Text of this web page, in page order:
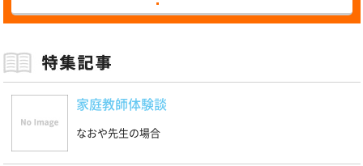
家庭教師体験談
なおや先生の場合